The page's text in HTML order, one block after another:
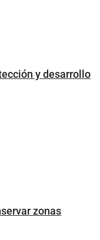
y desarrollo
zonas